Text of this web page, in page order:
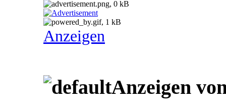
Anzeigen
Anzeigen